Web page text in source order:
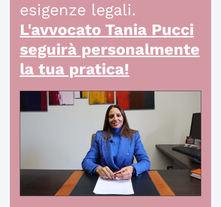
esigenze legali.
L'avvocato Tania Pucci
seguirà personalmente
la tua pratica!